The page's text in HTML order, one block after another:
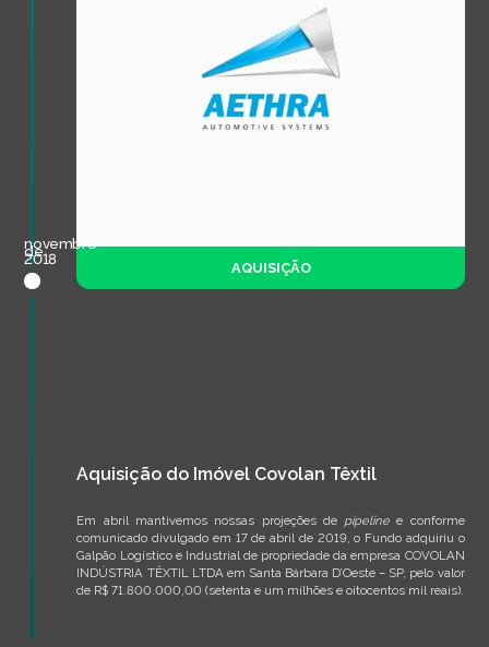
novembro
de
2018
AQUISIÇÃO
Aquisição do Imóvel Covolan Têxtil
Em abril mantivemos nossas projeções de pipelinee conforme
comunicado divulgado em 17 de abril de 2019, o Fundo adquiriu o
Galpão Logístico e Industrial de propriedade da empresa COVOLAN
INDÚSTRIA TÊXTIL LTDA em Santa Bárbara D’Oeste – SP, pelo valor
de R$ 71.800.000,00 (setenta e um milhões e oitocentos mil reais).